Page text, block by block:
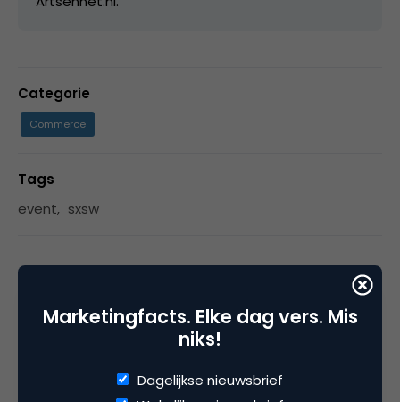
Categorie
Commerce
Tags
event, sxsw
onnogroen
Marketingfacts. Elke dag vers. Mis
niks!
Dagelijkse nieuwsbrief